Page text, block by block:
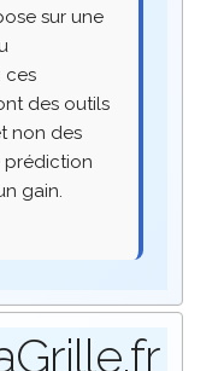
sur une
ces
des outils
non des
prédiction
gain.